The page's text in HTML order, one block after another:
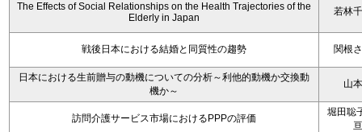
The Effects of Social Relationships on the Health Trajectories of the
Elderly in Japan
若林
戦後日本における結婚と同質性の趨勢 関根
日本における生前贈与の動機についての分析～利他的動機か交換動
機か～
山
訪問介護サービス市場におけるPPPの評価
堀田聡
亘